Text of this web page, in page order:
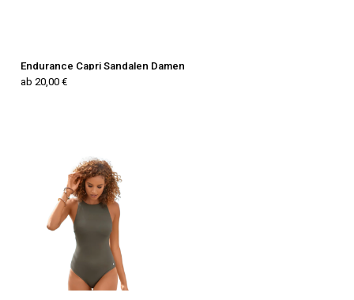
Endurance Capri Sandalen Damen
ab 20,00 €